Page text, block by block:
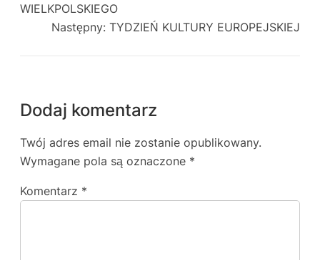
WIELKPOLSKIEGO
Następny: TYDZIEŃ KULTURY EUROPEJSKIEJ
Dodaj komentarz
Twój adres email nie zostanie opublikowany.
Wymagane pola są oznaczone *
Komentarz *